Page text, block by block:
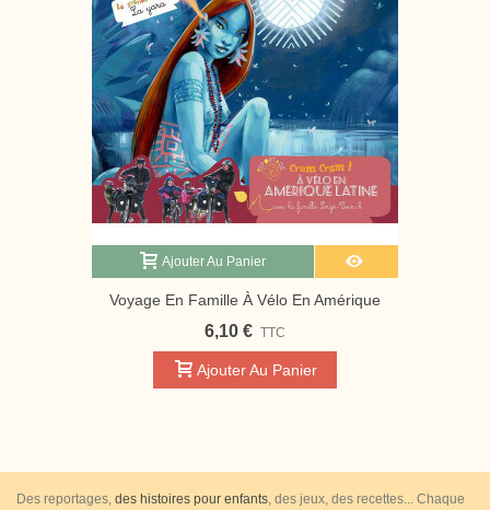
Ajouter Au Panier
Voyage En Famille À Vélo En Amérique
Latine | Magazine Jeunesse Cram Cram
6,10 € TTC
Ajouter Au Panier
Des reportages, des histoires pour enfants, des jeux, des recettes... Chaque